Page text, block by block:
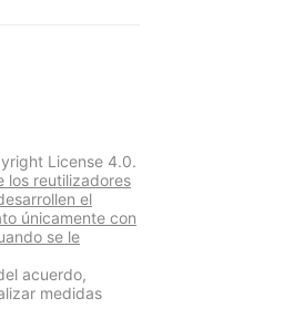
License 4.0.
los reutilizadores
el
únicamente con
se le
acuerdo,
medidas